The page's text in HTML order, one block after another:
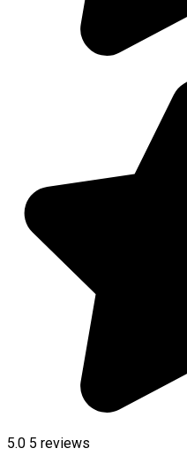
5.0 5 reviews